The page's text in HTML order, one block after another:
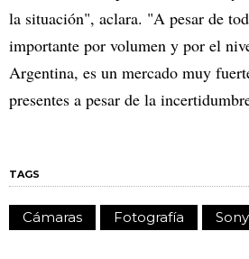
la situación", aclara. "A pesar de
importante por volumen y por el
Argentina, es un mercado muy
presentes a pesar de la
TAGS
Cámaras Fotografía Sony